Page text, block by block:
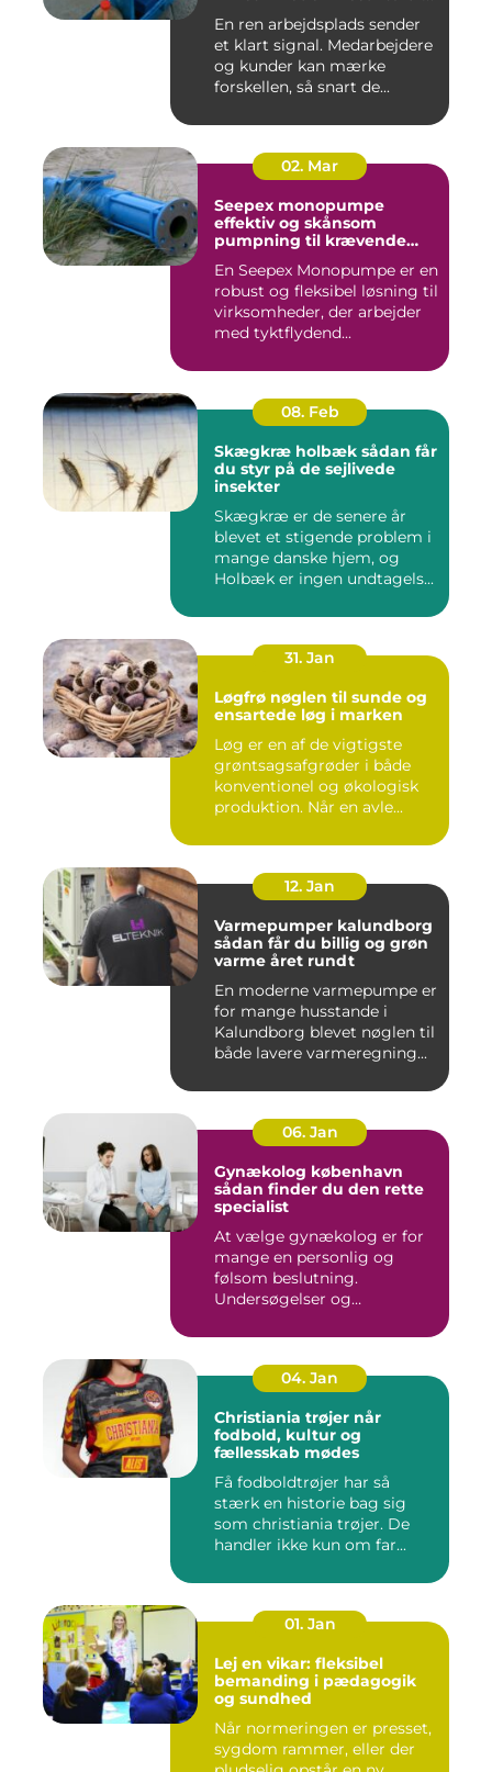
En ren arbejdsplads sender
et klart signal. Medarbejdere
og kunder kan mærke
forskellen, så snart de...
02. Mar
Seepex monopumpe
effektiv og skånsom
pumpning til krævende
En Seepex Monopumpe er en
robust og fleksibel løsning til
virksomheder, der arbejder
med tyktflydend...
08. Feb
Skægkræ holbæk sådan får
du styr på de sejlivede
insekter
Skægkræ er de senere år
blevet et stigende problem i
mange danske hjem, og
Holbæk er ingen undtagels...
31. Jan
Løgfrø nøglen til sunde og
ensartede løg i marken
Løg er en af de vigtigste
grøntsagsafgrøder i både
konventionel og økologisk
produktion. Når en avle...
12. Jan
Varmepumper kalundborg
sådan får du billig og grøn
varme året rundt
En moderne varmepumpe er
for mange husstande i
Kalundborg blevet nøglen til
både lavere varmeregning...
06. Jan
Gynækolog københavn
sådan finder du den rette
specialist
At vælge gynækolog er for
mange en personlig og
følsom beslutning.
Undersøgelser og
04. Jan
Christiania trøjer når
fodbold, kultur og
fællesskab mødes
Få fodboldtrøjer har så
stærk en historie bag sig
som christiania trøjer. De
handler ikke kun om far...
01. Jan
Lej en vikar: fleksibel
bemanding i pædagogik
og sundhed
Når normeringen er presset,
sygdom rammer, eller der